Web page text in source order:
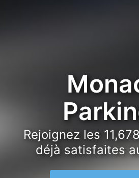
Rejoignez les 11,678
déjà satisfaites